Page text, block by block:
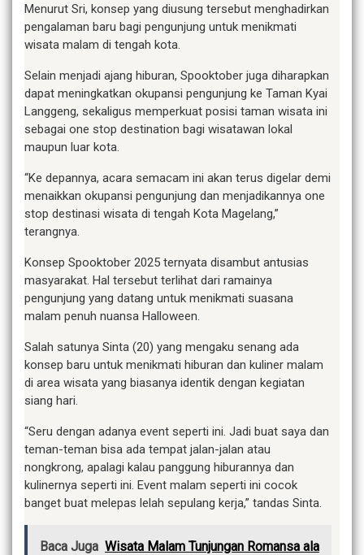
Menurut Sri, konsep yang diusung tersebut menghadirkan
pengalaman baru bagi pengunjung untuk menikmati
wisata malam di tengah kota.
Selain menjadi ajang hiburan, Spooktober juga diharapkan
dapat meningkatkan okupansi pengunjung ke Taman Kyai
Langgeng, sekaligus memperkuat posisi taman wisata ini
sebagai one stop destination bagi wisatawan lokal
maupun luar kota.
“Ke depannya, acara semacam ini akan terus digelar demi
menaikkan okupansi pengunjung dan menjadikannya one
stop destinasi wisata di tengah Kota Magelang,”
terangnya.
Konsep Spooktober 2025 ternyata disambut antusias
masyarakat. Hal tersebut terlihat dari ramainya
pengunjung yang datang untuk menikmati suasana
malam penuh nuansa Halloween.
Salah satunya Sinta (20) yang mengaku senang ada
konsep baru untuk menikmati hiburan dan kuliner malam
di area wisata yang biasanya identik dengan kegiatan
siang hari.
“Seru dengan adanya event seperti ini. Jadi buat saya dan
teman-teman bisa ada tempat jalan-jalan atau
nongkrong, apalagi kalau panggung hiburannya dan
kulinernya seperti ini. Event malam seperti ini cocok
banget buat melepas lelah sepulang kerja,” tandas Sinta.
Baca Juga Wisata Malam Tunjungan Romansa ala